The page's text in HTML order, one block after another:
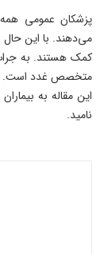
پزشکان عمومی همه
می‌دهند. با این
کمک هستند. به
متخصص غدد است.
این مقاله به
نامید.